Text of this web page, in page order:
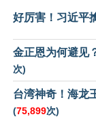
好厉害！习近平
金正恩为何避见
次)
台湾神奇！海龙
(75,899次)